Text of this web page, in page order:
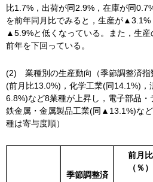
比1.7%，出荷が同2.9%，在庫が同
を前年同月比でみると，生産が
▲5.9%と低くなっている。また，生
前年を下回っている。
(2)
業種別の生産動向（季節調整済
(前月比13.0%)，化学工業(同14.1%)，
6.8%)など8業種が上昇し，電子部品
鉄金属・金属製品工業(同▲13.1%)な
種は寄与度順）
季節調整済
前月比
（％）